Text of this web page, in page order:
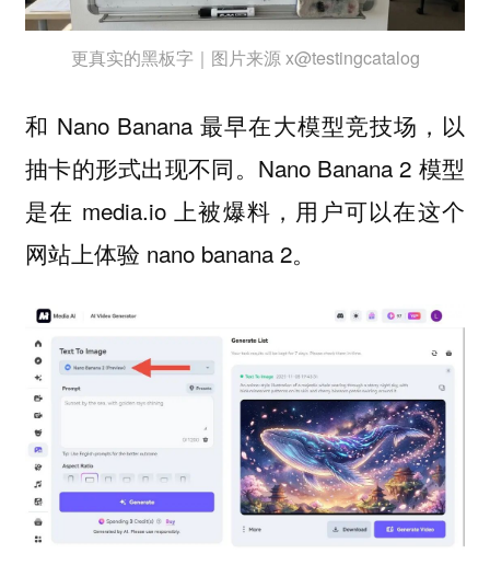
更真实的黑板字｜图片来源 x@testingcatalog
和 Nano Banana 最早在大模型竞技场，以
抽卡的形式出现不同。Nano Banana 2 模型
是在 media.io 上被爆料，用户可以在这个
网站上体验 nano banana 2。